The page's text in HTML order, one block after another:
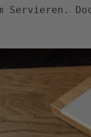
Servieren.